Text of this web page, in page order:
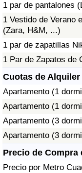
1 par de pantalones
1 Vestido de Verano
(Zara, H&M, ...)
1 par de zapatillas
1 Par de Zapatos de
Cuotas de Alquiler
Apartamento (1
Apartamento (1
Apartamento (3
Apartamento (3
Precio de Compra
Precio por Metro